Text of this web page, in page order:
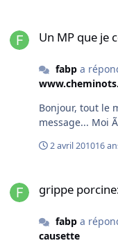
Un MP que je
fabpa
Bonjour, tout le
2 avril 201016
grippe
fabpa
causette